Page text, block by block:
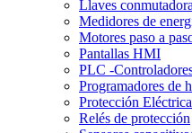
Llaves
Medidores de
Motores paso a
Pantallas HMI
PLC -
Programadores de
Protección Eléctrica
Relés de protección